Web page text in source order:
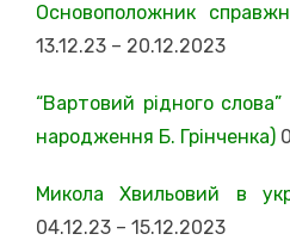
Основоположник
13.12.23 – 20.12.2023
“Вартовий рідного
народження Б. Грінченка)
Микола Хвильовий в
04.12.23 – 15.12.2023